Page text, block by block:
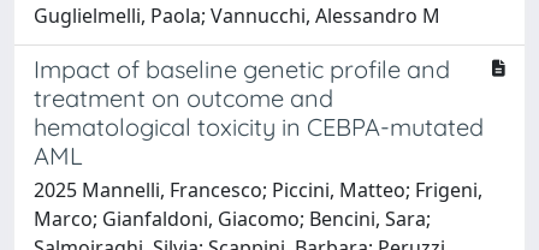
Guglielmelli, Paola; Vannucchi, Alessandro M
Impact of baseline genetic profile and
treatment on outcome and
hematological toxicity in CEBPA-mutated
AML
2025 Mannelli, Francesco; Piccini, Matteo; Frigeni,
Marco; Gianfaldoni, Giacomo; Bencini, Sara;